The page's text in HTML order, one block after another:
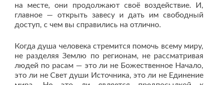
на месте, они продолжают своё воздействие. И,
главное — открыть завесу и дать им свободный
доступ, с чем вы справились на отлично.
Когда душа человека стремится помочь всему миру,
не разделяя Землю по регионам, не рассматривая
людей по расам — это ли не Божественное Начало,
это ли не Свет души Источника, это ли не Единение